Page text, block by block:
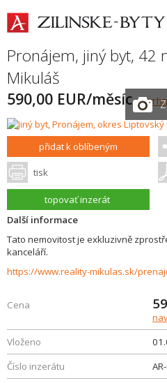
Pronájem, jiný byt, 42
Mikuláš
590,00 EUR/měsíc
přidat k oblíbeným
tisk
topovať inzerát
Další informace
Tato nemovitost je exkluzivně
kanceláří.
Cena
Vloženo
Číslo inzerátu